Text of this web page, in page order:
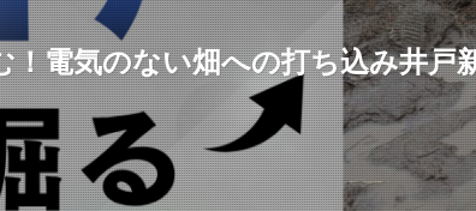
！電気のない畑への打ち込み井戸